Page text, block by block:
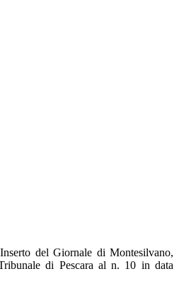
del Giornale di Montesilvano,
di Pescara al n. 10 in data